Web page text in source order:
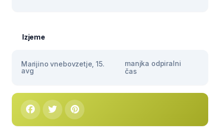
Izjeme
Marijino vnebovzetje, 15.
avg
manjka odpiralni
čas